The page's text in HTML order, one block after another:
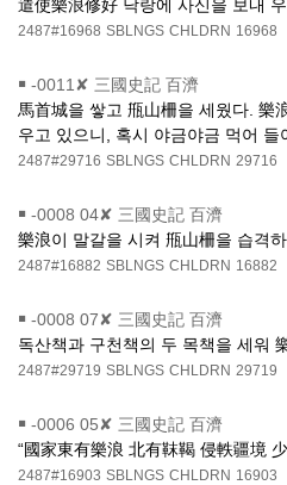
遣使樂浪修好 낙랑에 사신을 보내
2487#16968 SBLNGS CHLDRN 16968
￭ -0011✘ 三國史記 百濟
馬首城을 쌓고 甁山柵을 세웠다. 樂
우고 있으니, 혹시 야금야금 먹어
2487#29716 SBLNGS CHLDRN 29716
￭ -0008 04✘ 三國史記 百濟
樂浪이 말갈을 시켜 甁山柵을 습격
2487#16882 SBLNGS CHLDRN 16882
￭ -0008 07✘ 三國史記 百濟
독산책과 구천책의 두 목책을 세워
2487#29719 SBLNGS CHLDRN 29719
￭ -0006 05✘ 三國史記 百濟
“國家東有樂浪 北有靺鞨 侵軼疆境
2487#16903 SBLNGS CHLDRN 16903